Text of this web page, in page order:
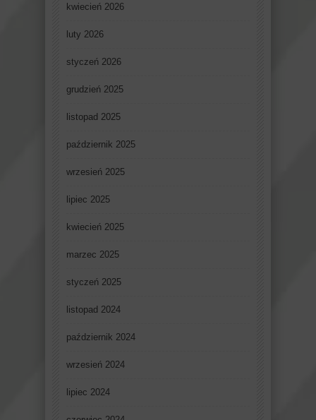
kwiecień 2026
luty 2026
styczeń 2026
grudzień 2025
listopad 2025
październik 2025
wrzesień 2025
lipiec 2025
kwiecień 2025
marzec 2025
styczeń 2025
listopad 2024
październik 2024
wrzesień 2024
lipiec 2024